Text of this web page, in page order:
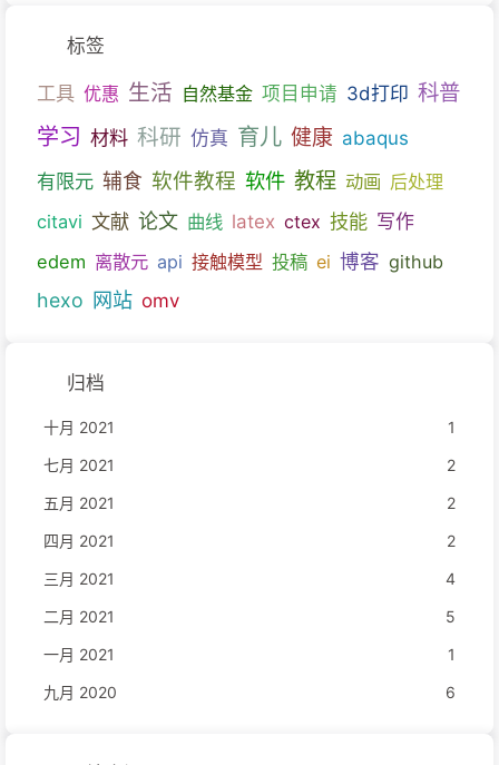
标签
工具 优惠 生活 自然基金 项目申请 3d打印 科普
学习 材料 科研 仿真 育儿 健康 abaqus
有限元 辅食 软件教程 软件 教程 动画 后处理
citavi 文献 论文 曲线 latex ctex 技能 写作
edem 离散元 api 接触模型 投稿 ei 博客 github
hexo 网站 omv
归档
十月 2021
1
七月 2021
2
五月 2021
2
四月 2021
2
三月 2021
4
二月 2021
5
一月 2021
1
九月 2020
6